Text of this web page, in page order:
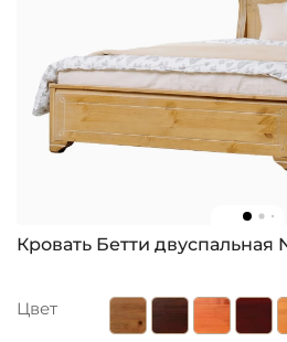
Кровать Бетти двуспальная
Цвет